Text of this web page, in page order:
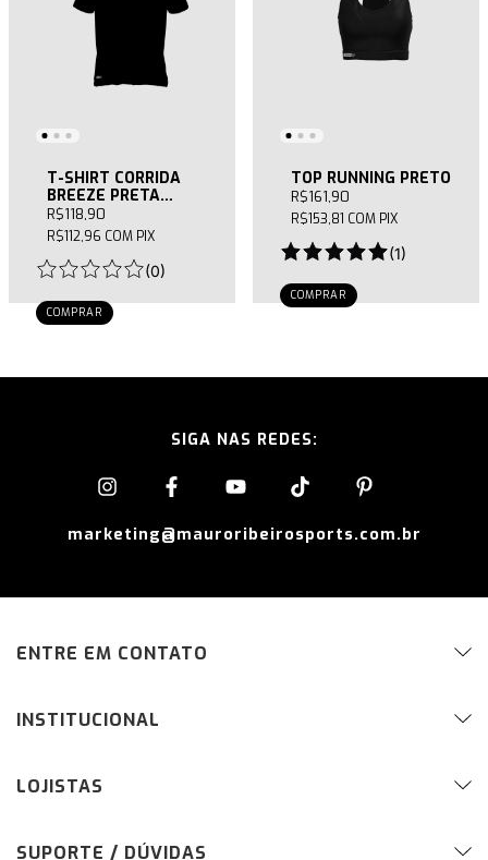
T-SHIRT CORRIDA
BREEZE PRETA
MASCULINA
R$118,90
R$112,96 COM PIX
(0)
COMPRAR
TOP RUNNING PRETO
R$161,90
R$153,81 COM PIX
(1)
COMPRAR
SIGA NAS REDES:
marketing@mauroribeirosports.com.br
ENTRE EM CONTATO
INSTITUCIONAL
LOJISTAS
SUPORTE / DÚVIDAS